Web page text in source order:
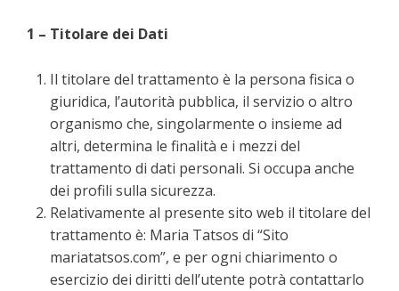
1 – Titolare dei Dati
Il titolare del trattamento è la persona fisica o
giuridica, l’autorità pubblica, il servizio o altro
organismo che, singolarmente o insieme ad
altri, determina le finalità e i mezzi del
trattamento di dati personali. Si occupa anche
dei profili sulla sicurezza.
Relativamente al presente sito web il titolare del
trattamento è: Maria Tatsos di “Sito
mariatatsos.com”, e per ogni chiarimento o
esercizio dei diritti dell’utente potrà contattarlo